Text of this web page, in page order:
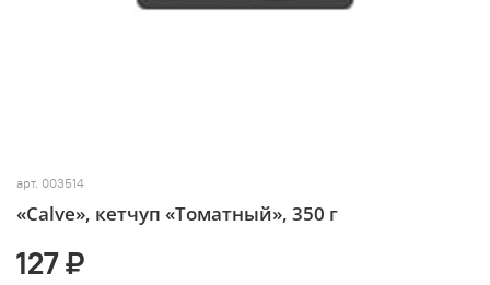
арт. 003514
«Calve», кетчуп «Томатный», 350 г
127 ₽